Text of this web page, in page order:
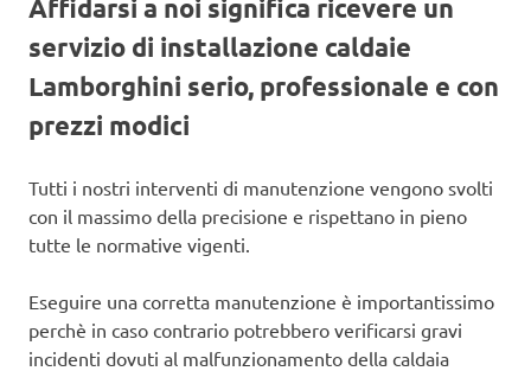
Affidarsi a noi significa ricevere un
servizio di installazione caldaie
Lamborghini serio, professionale e con
prezzi modici
Tutti i nostri interventi di manutenzione vengono svolti
con il massimo della precisione e rispettano in pieno
tutte le normative vigenti.
Eseguire una corretta manutenzione è importantissimo
perchè in caso contrario potrebbero verificarsi gravi
incidenti dovuti al malfunzionamento della caldaia